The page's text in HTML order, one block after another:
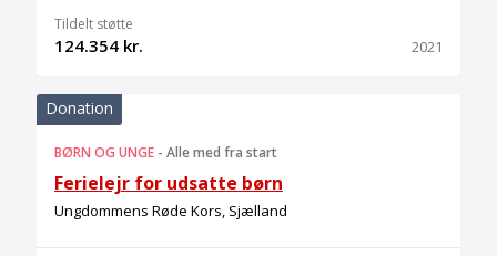
Tildelt støtte
124.354 kr. 2021
Donation
BØRN OG UNGE - Alle med fra start
Ferielejr for udsatte børn
Ungdommens Røde Kors, Sjælland